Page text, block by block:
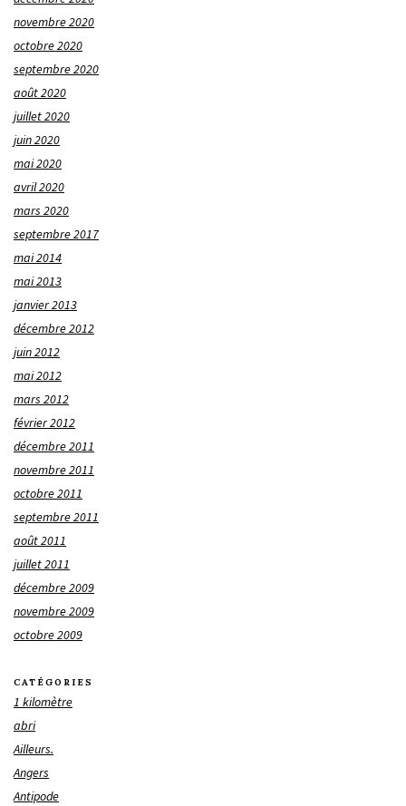
novembre 2020
octobre 2020
septembre 2020
août 2020
juillet 2020
juin 2020
mai 2020
avril 2020
mars 2020
septembre 2017
mai 2014
mai 2013
janvier 2013
décembre 2012
juin 2012
mai 2012
mars 2012
février 2012
décembre 2011
novembre 2011
octobre 2011
septembre 2011
août 2011
juillet 2011
décembre 2009
novembre 2009
octobre 2009
CATÉGORIES
1 kilomètre
abri
Ailleurs.
Angers
Antipode